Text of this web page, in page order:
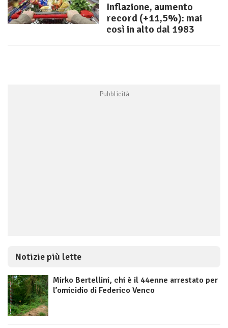
Inflazione, aumento
record (+11,5%): mai
così in alto dal 1983
Notizie più lette
Mirko Bertellini, chi è il 44enne arrestato per
l’omicidio di Federico Venco